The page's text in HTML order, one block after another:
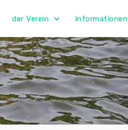
der Verein Informationen